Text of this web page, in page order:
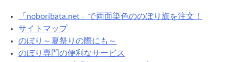
「noboribata.net」で両面染色ののぼり旗を注文！
サイトマップ
のぼり～夏祭りの際にも～
のぼり専門の便利なサービス